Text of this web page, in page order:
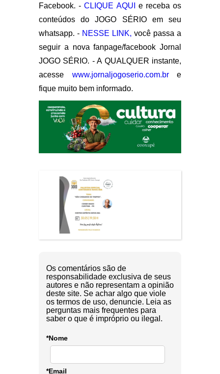
Facebook. -CLIQUE AQUI
e receba os
conteúdos do JOGO SÉRIO em seu
whatsapp. - NESSE LINK, você passa a
seguir a nova fanpage/facebook Jornal
JOGO SÉRIO. - A QUALQUER instante,
acesse www.jornaljogoserio.com.bre
fique muito bem informado.
Os comentários são de
responsabilidade exclusiva de seus
autores e não representam a opinião
deste site. Se achar algo que viole
os termos de uso, denuncie. Leia as
perguntas mais frequentes para
saber o que é impróprio ou ilegal.
*Nome
*Email